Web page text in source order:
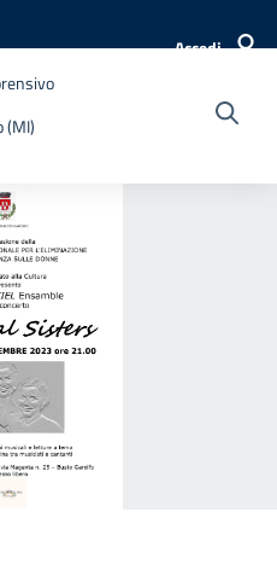
Accedi
(MI)